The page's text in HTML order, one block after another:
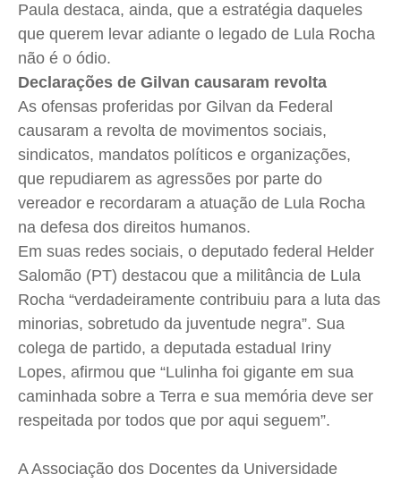
Paula destaca, ainda, que a estratégia daqueles
que querem levar adiante o legado de Lula Rocha
não é o ódio.
Declarações de Gilvan causaram revolta
As ofensas proferidas por Gilvan da Federal
causaram a revolta de movimentos sociais,
sindicatos, mandatos políticos e organizações,
que repudiarem as agressões por parte do
vereador e recordaram a atuação de Lula Rocha
na defesa dos direitos humanos.
Em suas redes sociais, o deputado federal Helder
Salomão (PT) destacou que a militância de Lula
Rocha “verdadeiramente contribuiu para a luta das
minorias, sobretudo da juventude negra”. Sua
colega de partido, a deputada estadual Iriny
Lopes, afirmou que “Lulinha foi gigante em sua
caminhada sobre a Terra e sua memória deve ser
respeitada por todos que por aqui seguem”.
A Associação dos Docentes da Universidade